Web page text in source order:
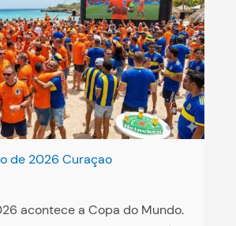
de 2026 Curaçao
acontece a Copa do Mundo.